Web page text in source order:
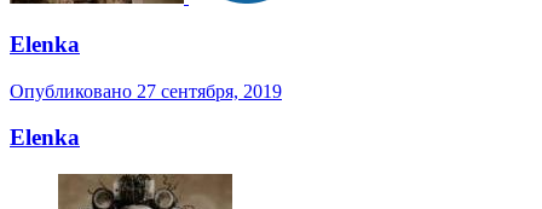
Elenka
Опубликовано 27 сентября, 2019
Elenka